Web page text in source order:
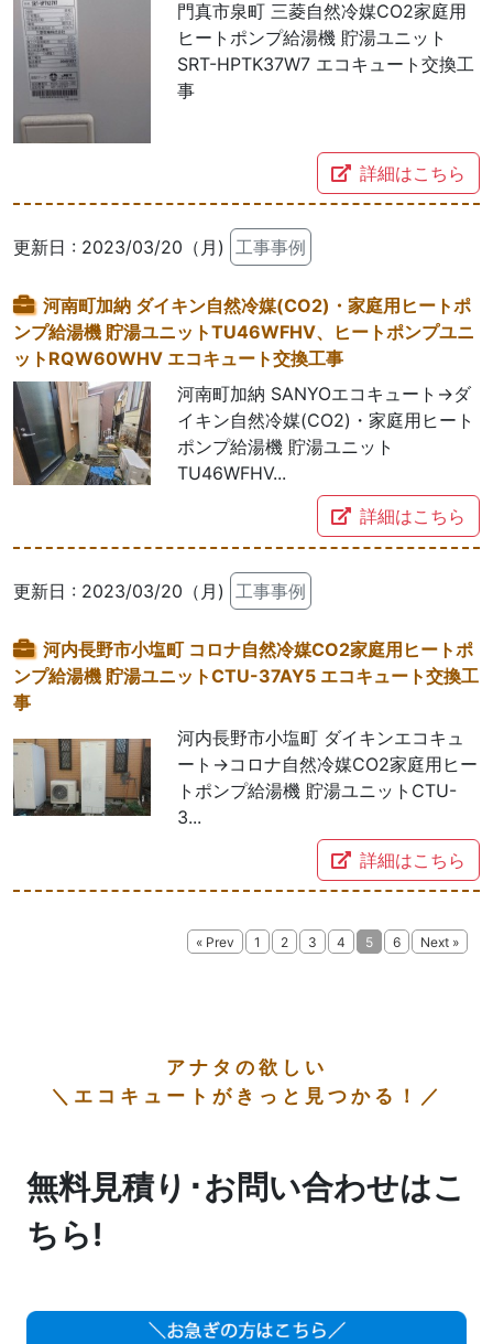
門真市泉町 三菱自然冷媒CO2家庭用
ヒートポンプ給湯機 貯湯ユニット
SRT-HPTK37W7 エコキュート交換工
事
詳細はこちら
更新日 : 2023/03/20（月) 工事事例
河南町加納 ダイキン自然冷媒(CO2)・家庭用ヒートポ
ンプ給湯機 貯湯ユニットTU46WFHV、ヒートポンプユニ
ットRQW60WHV エコキュート交換工事
河南町加納 SANYOエコキュート→ダ
イキン自然冷媒(CO2)・家庭用ヒート
ポンプ給湯機 貯湯ユニット
TU46WFHV...
詳細はこちら
更新日 : 2023/03/20（月) 工事事例
河内長野市小塩町 コロナ自然冷媒CO2家庭用ヒートポ
ンプ給湯機 貯湯ユニットCTU-37AY5 エコキュート交換工
事
河内長野市小塩町 ダイキンエコキュ
ート→コロナ自然冷媒CO2家庭用ヒー
トポンプ給湯機 貯湯ユニットCTU-
3...
詳細はこちら
« Prev 1 2 3 4 5 6 Next »
アナタの欲しい
＼エコキュートがきっと見つかる！／
無料見積り･お問い合わせはこ
ちら!